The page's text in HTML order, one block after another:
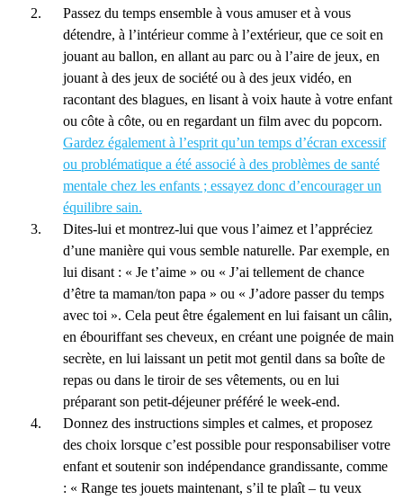
Passez du temps ensemble à vous amuser et à vous
détendre, à l’intérieur comme à l’extérieur, que ce soit en
jouant au ballon, en allant au parc ou à l’aire de jeux, en
jouant à des jeux de société ou à des jeux vidéo, en
racontant des blagues, en lisant à voix haute à votre enfant
ou côte à côte, ou en regardant un film avec du popcorn.
Gardez également à l’esprit qu’un temps d’écran excessif
ou problématique a été associé à des problèmes de santé
mentale chez les enfants ; essayez donc d’encourager un
équilibre sain.
Dites-lui et montrez-lui que vous l’aimez et l’appréciez
d’une manière qui vous semble naturelle. Par exemple, en
lui disant : « Je t’aime » ou « J’ai tellement de chance
d’être ta maman/ton papa » ou « J’adore passer du temps
avec toi ». Cela peut être également en lui faisant un câlin,
en ébouriffant ses cheveux, en créant une poignée de main
secrète, en lui laissant un petit mot gentil dans sa boîte de
repas ou dans le tiroir de ses vêtements, ou en lui
préparant son petit-déjeuner préféré le week-end.
Donnez des instructions simples et calmes, et proposez
des choix lorsque c’est possible pour responsabiliser votre
enfant et soutenir son indépendance grandissante, comme
: « Range tes jouets maintenant, s’il te plaît – tu veux